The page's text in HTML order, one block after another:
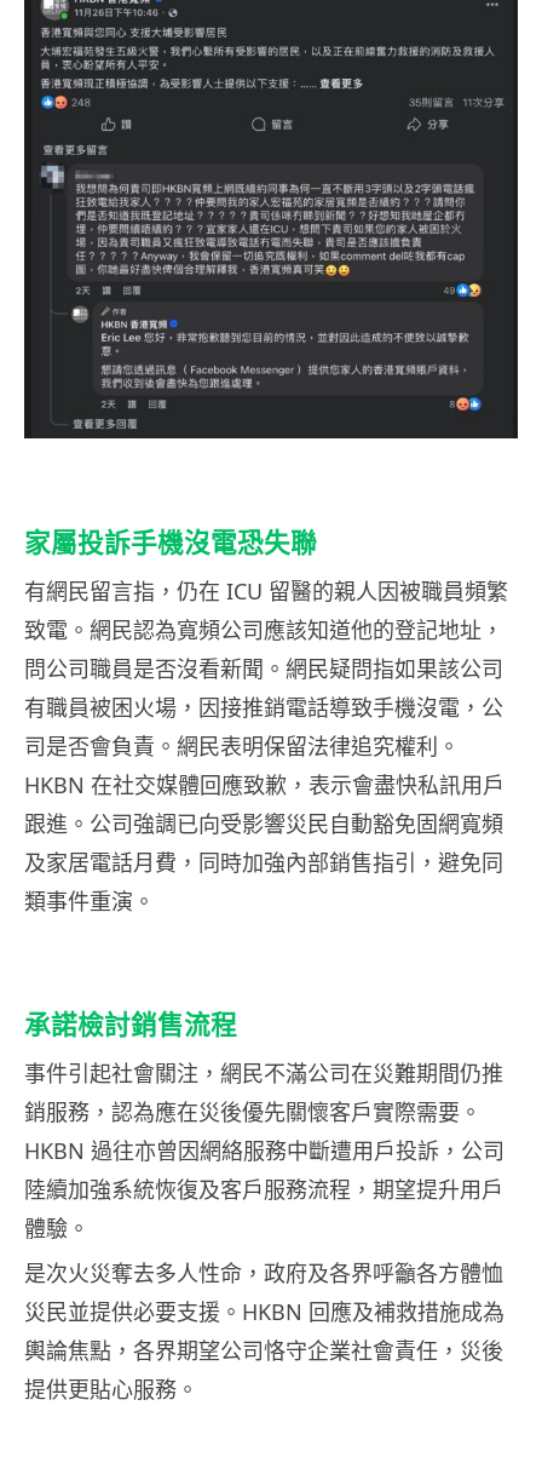
家屬投訴手機沒電恐失聯
有網民留言指，仍在 ICU 留醫的親人因被職員頻繁
致電。網民認為寬頻公司應該知道他的登記地址，
問公司職員是否沒看新聞。網民疑問指如果該公司
有職員被困火場，因接推銷電話導致手機沒電，公
司是否會負責。網民表明保留法律追究權利。
HKBN 在社交媒體回應致歉，表示會盡快私訊用戶
跟進。公司強調已向受影響災民自動豁免固網寬頻
及家居電話月費，同時加強內部銷售指引，避免同
類事件重演。
承諾檢討銷售流程
事件引起社會關注，網民不滿公司在災難期間仍推
銷服務，認為應在災後優先關懷客戶實際需要。
HKBN 過往亦曾因網絡服務中斷遭用戶投訴，公司
陸續加強系統恢復及客戶服務流程，期望提升用戶
體驗。
是次火災奪去多人性命，政府及各界呼籲各方體恤
災民並提供必要支援。HKBN 回應及補救措施成為
輿論焦點，各界期望公司恪守企業社會責任，災後
提供更貼心服務。